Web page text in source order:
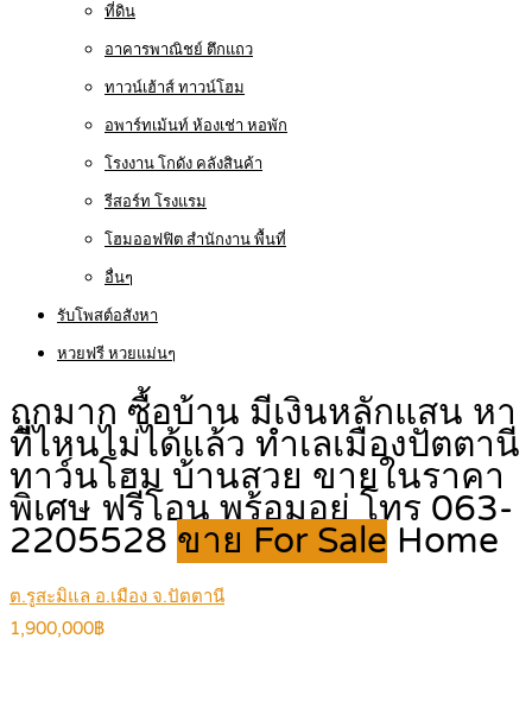
ที่ดิน
อาคารพาณิชย์ ตึกแถว
ทาวน์เฮ้าส์ ทาวน์โฮม
อพาร์ทเม้นท์ ห้องเช่า หอพัก
โรงงาน โกดัง คลังสินค้า
รีสอร์ท โรงแรม
โฮมออฟฟิต สำนักงาน พื้นที่
อื่นๆ
รับโพสต์อสังหา
หวยฟรี หวยแม่นๆ
ถูกมาก ซื้อบ้าน มีเงินหลักแสน หา
ที่ไหนไม่ได้แล้ว ทำเลเมืองปัตตานี
ทาว์นโฮม บ้านสวย ขายในราคา
พิเศษ ฟรีโอน พร้อมอยู่ โทร 063-
2205528 ขาย For Sale Home
ต.รูสะมิแล อ.เมือง จ.ปัตตานี
1,900,000฿